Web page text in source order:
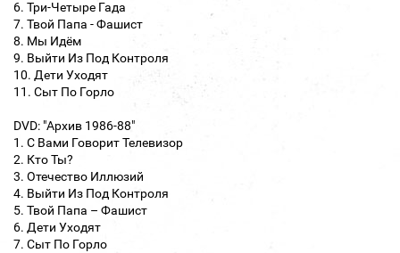
6. Три-Четыре Гада
7. Твой Папа - Фашист
8. Мы Идём
9. Выйти Из Под Контроля
10. Дети Уходят
11. Сыт По Горло
DVD: "Архив 1986-88"
1. С Вами Говорит Телевизор
2. Кто Ты?
3. Отечество Иллюзий
4. Выйти Из Под Контроля
5. Твой Папа – Фашист
6. Дети Уходят
7. Сыт По Горло